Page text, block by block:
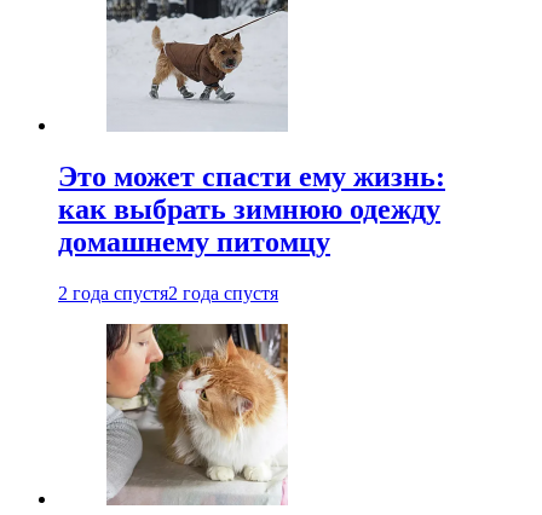
Это может спасти ему жизнь:
как выбрать зимнюю одежду
домашнему питомцу
2 года спустя2 года спустя